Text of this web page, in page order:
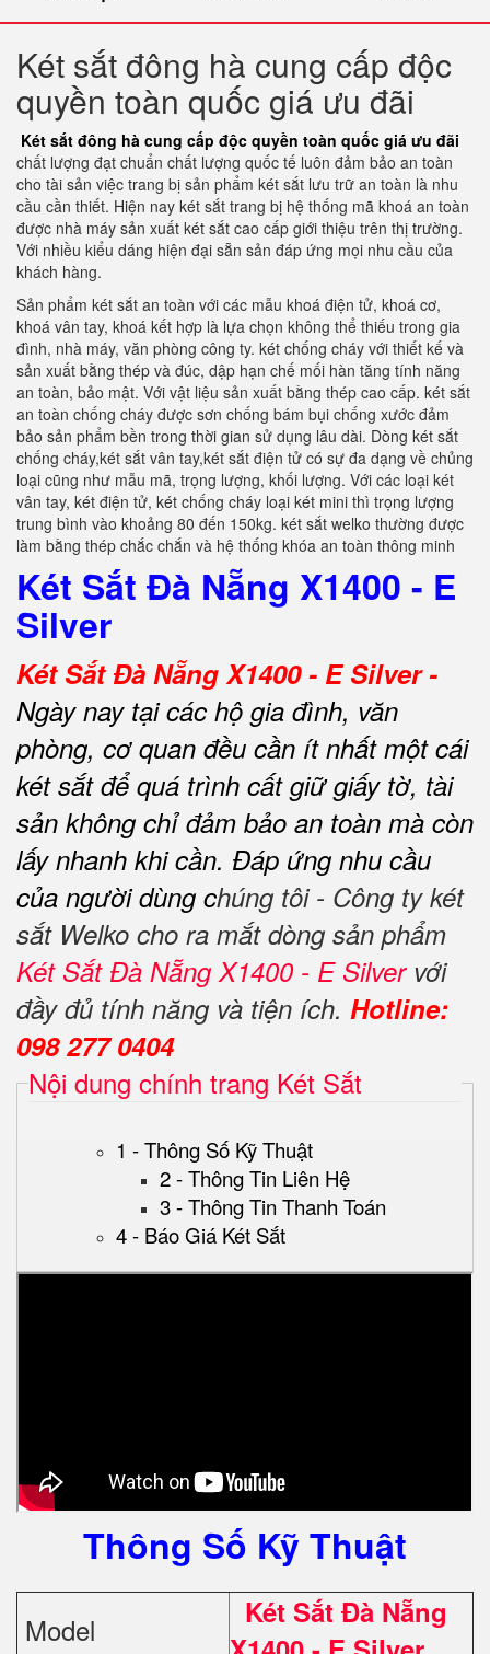
Két sắt đông hà cung cấp độc
quyền toàn quốc giá ưu đãi
Két sắt đông hà cung cấp độc quyền toàn quốc giá ưu đãi
chất lượng đạt chuẩn chất lượng quốc tế luôn đảm bảo an toàn
cho tài sản việc trang bị sản phẩm két sắt lưu trữ an toàn là nhu
cầu cần thiết. Hiện nay két sắt trang bị hệ thống mã khoá an toàn
được nhà máy sản xuất két sắt cao cấp giới thiệu trên thị trường.
Với nhiều kiểu dáng hiện đại sẵn sản đáp ứng mọi nhu cầu của
khách hàng.
Sản phẩm két sắt an toàn với các mẫu khoá điện tử, khoá cơ,
khoá vân tay, khoá kết hợp là lựa chọn không thể thiếu trong gia
đình, nhà máy, văn phòng công ty. két chống cháy với thiết kế và
sản xuất bằng thép và đúc, dập hạn chế mối hàn tăng tính năng
an toàn, bảo mật. Với vật liệu sản xuất bằng thép cao cấp. két sắt
an toàn chống cháy được sơn chống bám bụi chống xước đảm
bảo sản phẩm bền trong thời gian sử dụng lâu dài. Dòng két sắt
chống cháy,két sắt vân tay,két sắt điện tử có sự đa dạng về chủng
loại cũng như mẫu mã, trọng lượng, khối lượng. Với các loại két
vân tay, két điện tử, két chống cháy loại két mini thì trọng lượng
trung bình vào khoảng 80 đến 150kg. két sắt welko thường được
làm bằng thép chắc chắn và hệ thống khóa an toàn thông minh
Két Sắt Đà Nẵng X1400 - E
Silver
Két Sắt Đà Nẵng X1400 - E Silver -
Ngày nay tại các hộ gia đình, văn
phòng, cơ quan đều cần ít nhất một cái
két sắt để quá trình cất giữ giấy tờ, tài
sản không chỉ đảm bảo an toàn mà còn
lấy nhanh khi cần. Đáp ứng nhu cầu
của người dùng chúng tôi - Công ty két
sắt Welko cho ra mắt dòng sản phẩm
Két Sắt Đà Nẵng X1400 - E Silvervới
đầy đủ tính năng và tiện ích. Hotline:
098 277 0404
Nội dung chính trang Két Sắt
1 - Thông Số Kỹ Thuật
2 - Thông Tin Liên Hệ
3 - Thông Tin Thanh Toán
4 - Báo Giá Két Sắt
Thông Số Kỹ Thuật
Model
Két Sắt Đà Nẵng